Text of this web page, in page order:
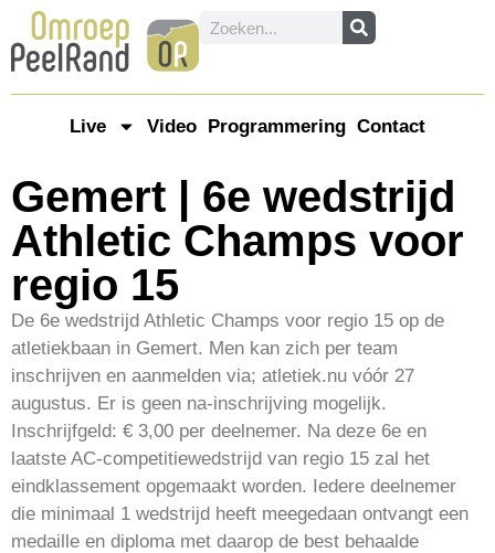
Live Video Programmering Contact
Gemert | 6e wedstrijd
Athletic Champs voor
regio 15
De 6e wedstrijd Athletic Champs voor regio 15 op de
atletiekbaan in Gemert. Men kan zich per team
inschrijven en aanmelden via; atletiek.nu vóór 27
augustus. Er is geen na-inschrijving mogelijk.
Inschrijfgeld: € 3,00 per deelnemer. Na deze 6e en
laatste AC-competitiewedstrijd van regio 15 zal het
eindklassement opgemaakt worden. Iedere deelnemer
die minimaal 1 wedstrijd heeft meegedaan ontvangt een
medaille en diploma met daarop de best behaalde